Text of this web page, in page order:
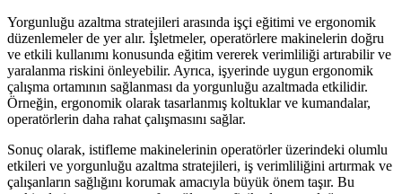
Yorgunluğu azaltma stratejileri arasında işçi eğitimi ve ergonomik
düzenlemeler de yer alır. İşletmeler, operatörlere makinelerin doğru
ve etkili kullanımı konusunda eğitim vererek verimliliği artırabilir ve
yaralanma riskini önleyebilir. Ayrıca, işyerinde uygun ergonomik
çalışma ortamının sağlanması da yorgunluğu azaltmada etkilidir.
Örneğin, ergonomik olarak tasarlanmış koltuklar ve kumandalar,
operatörlerin daha rahat çalışmasını sağlar.
Sonuç olarak, istifleme makinelerinin operatörler üzerindeki olumlu
etkileri ve yorgunluğu azaltma stratejileri, iş verimliliğini artırmak ve
çalışanların sağlığını korumak amacıyla büyük önem taşır. Bu